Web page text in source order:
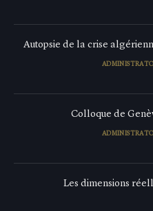
Autopsie de la crise
Colloque de
Les dimensions